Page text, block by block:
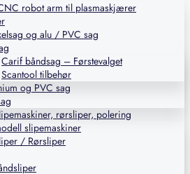
robot arm til plasmaskjærer
og alu / PVC sag
Carif båndsag – Førstevalget
Scantool tilbehør
og PVC sag
rørsliper, polering
slipemaskiner
/ Rørsliper